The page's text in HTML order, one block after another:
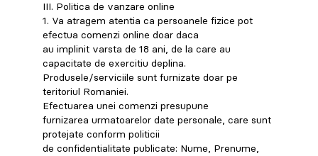
III. Politica de vanzare online
1. Va atragem atentia ca persoanele fizice pot
efectua comenzi online doar daca
au implinit varsta de 18 ani, de la care au
capacitate de exercitiu deplina.
Produsele/serviciile sunt furnizate doar pe
teritoriul Romaniei.
Efectuarea unei comenzi presupune
furnizarea urmatoarelor date personale, care sunt
protejate conform politicii
de confidentialitate publicate: Nume, Prenume,